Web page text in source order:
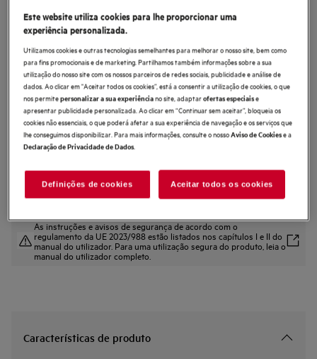
MealAssist com SteamCrisp com
Display CookSmart Touch 4,3 '', com
WiFi
4.6 (132)
Ficha de informação do produto
Benefícios
O forno Série 7000 MealAssist com SteamCrisp® cria pratos fantásticos
SteamCrisp® faz circular o ar do forno para que obtenha pratos crocantes
por fora e suculentos por dentro.
As instruções e avisos de segurança de acordo com o
regulamento da UE 2023/988 estão listados nos capítulos I e II do
manual do utilizador. Para uma utilização segura do produto, leia o
manual do utilizador completo.
Características de produto
Este website utiliza cookies para lhe proporcionar uma
experiência personalizada.
Utilizamos cookies e outras tecnologias semelhantes para melhorar o nosso site, bem como
para fins promocionais e de marketing. Partilhamos também informações sobre a sua
utilização do nosso site com os nossos parceiros de redes sociais, publicidade e análise de
dados. Ao clicar em "Aceitar todos os cookies”, está a consentir a utilização de cookies, o que
nos permitepersonalizar a sua experiênciano site, adaptarofertas especiaise
apresentar publicidade personalizada. Ao clicar em “Continuar sem aceitar”, bloqueia os
cookies não essenciais, o que poderá afetar a sua experiência de navegação e os serviços que
lhe conseguimos disponibilizar. Para mais informações, consulte o nossoAviso de Cookiese a
Declaração de Privacidade de Dados.
Definições de cookies Aceitar todos os cookies